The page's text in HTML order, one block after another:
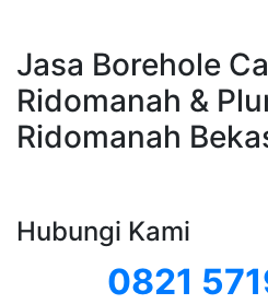
Jasa Borehole
Ridomanah &
Ridomanah
Hubungi Kami
0821